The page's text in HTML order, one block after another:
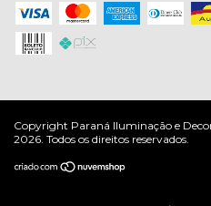
Copyright Paraná Iluminação e
2026. Todos os direitos reservados.